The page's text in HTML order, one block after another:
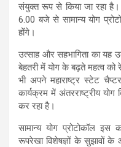
संयुक्त रूप से किया जा रहा
6.00 बजे से सामान्य योग
होंगे।
उत्साह और सहभागिता का यह
बेहतरी में योग के बढ़ते महत्व को
भी अपने महाराष्ट्र स्टेट
कार्यक्रम में अंतरराष्ट्रीय
कर रहा है।
सामान्य योग प्रोटोकॉल इस
रूपरेखा विशेषज्ञों के सुझावों के